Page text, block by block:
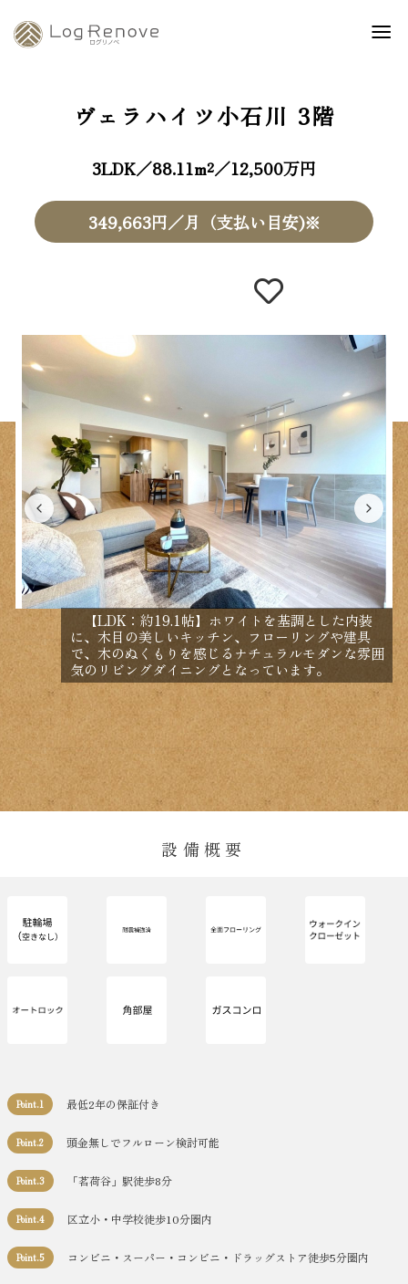
ヴェラハイツ小石川 3階
3LDK／88.11m²／12,500万円
349,663円／月（支払い目安)※
【LDK：約19.1帖】ホワイトを基調とした内装
に、木目の美しいキッチン、フローリングや建具
で、木のぬくもりを感じるナチュラルモダンな雰囲
気のリビングダイニングとなっています。
1
設備概要
Point.1 最低2年の保証付き
Point.2 頭金無しでフルローン検討可能
Point.3 「茗荷谷」駅徒歩8分
Point.4 区立小・中学校徒歩10分圏内
Point.5 コンビニ・スーパー・コンビニ・ドラッグストア徒歩5分圏内